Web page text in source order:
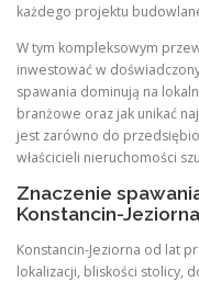
każdego projektu
W tym kompleksowym
inwestować w
spawania dominują na
branżowe oraz jak unikać
jest zarówno do
właścicieli nieruchomości
Znaczenie
Konstancin-Jeziorna
Konstancin-Jeziorna od lat
lokalizacji, bliskości stolicy,